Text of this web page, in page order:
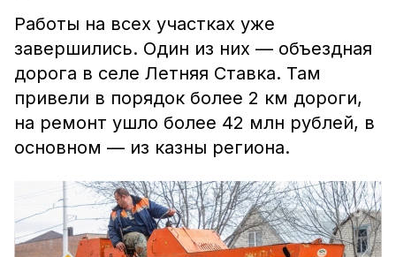
Работы на всех участках уже
завершились. Один из них — объездная
дорога в селе Летняя Ставка. Там
привели в порядок более 2 км дороги,
на ремонт ушло более 42 млн рублей, в
основном — из казны региона.